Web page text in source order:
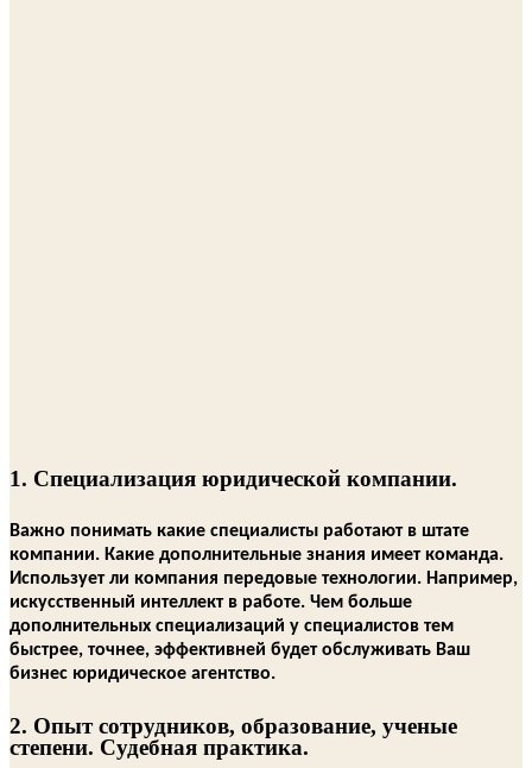
1. Специализация юридической компании.
Важно понимать какие специалисты работают в штате
компании. Какие дополнительные знания имеет команда.
Использует ли компания передовые технологии. Например,
искусственный интеллект в работе. Чем больше
дополнительных специализаций у специалистов тем
быстрее, точнее, эффективней будет обслуживать Ваш
бизнес юридическое агентство.
2. Опыт сотрудников, образование, ученые
степени. Судебная практика.